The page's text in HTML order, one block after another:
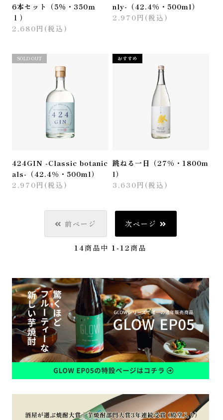
6本セット（5％・350ｍ
ｌ）
2,680円(税込)
nly-（42.4%・500ml）
2,970円(税込)
おすすめ
424GIN -Classic botanic
als-（42.4%・500ml）
2,970円(税込)
SOLD OUT おすすめ
跳ねる一日（27%・1800m
l）
3,630円(税込)
前ページ 次ページ
14商品中 1-12 商品